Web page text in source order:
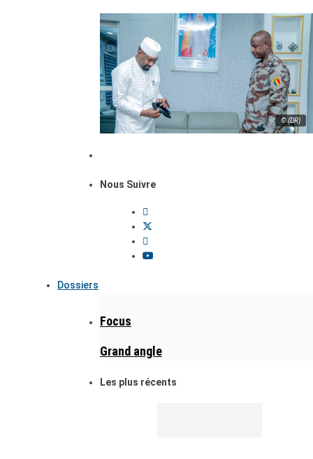
© (DR)
Nous Suivre
Dossiers
Focus
Grand angle
Les plus récents